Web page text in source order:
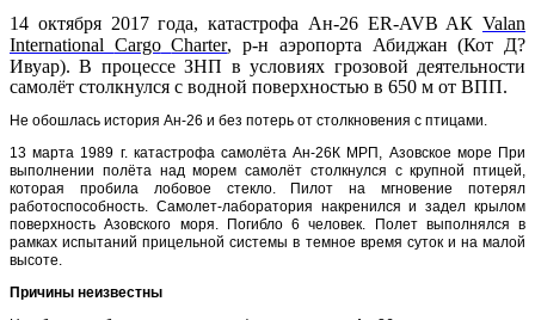
14 октября 2017 года, катастрофа Ан-26 ER-AVB АК Valan
International Cargo Charter, р-н аэропорта Абиджан (Кот Д?
Ивуар).В процессе ЗНП в условиях грозовой деятельности
самолёт столкнулся с водной поверхностью в 650 м от ВПП.
Не обошлась история Ан-26 и без потерь от столкновения с птицами.
13 марта 1989 г. катастрофа самолёта Ан-26К МРП, Азовское море При
выполнении полёта над морем самолёт столкнулся с крупной птицей,
которая пробила лобовое стекло. Пилот на мгновение потерял
работоспособность. Самолет-лаборатория накренился и задел крылом
поверхность Азовского моря. Погибло 6 человек. Полет выполнялся в
рамках испытаний прицельной системы в темное время суток и на малой
высоте.
Причины неизвестны